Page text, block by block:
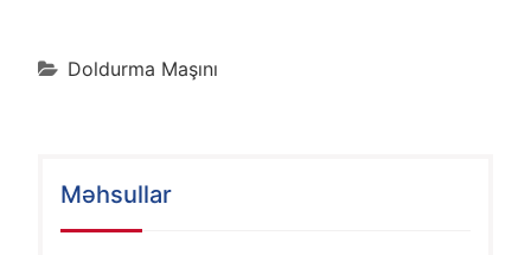
Doldurma Maşını
Məhsullar